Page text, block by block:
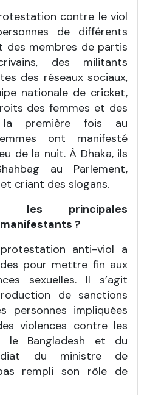
contre le viol
de différents
des membres de partis
des militants
des réseaux sociaux,
nationale de cricket,
des femmes et des
la première fois au
ont manifesté
de la nuit. À Dhaka, ils
au Parlement,
criant des slogans.
les principales
?
anti-viol a
pour mettre fin aux
sexuelles. Il s’agit
de sanctions
personnes impliquées
violences contre les
le Bangladesh et du
du ministre de
rempli son rôle de